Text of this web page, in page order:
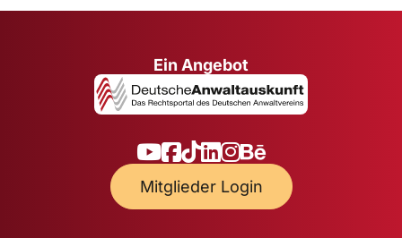
Ein Angebot
Mitglieder Login